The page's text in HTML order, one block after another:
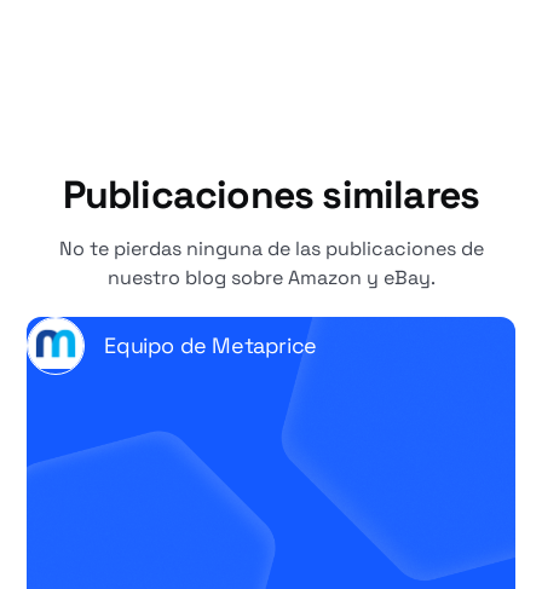
Publicaciones similares
No te pierdas ninguna de las publicaciones de
nuestro blog sobre Amazon y eBay.
Equipo de Metaprice